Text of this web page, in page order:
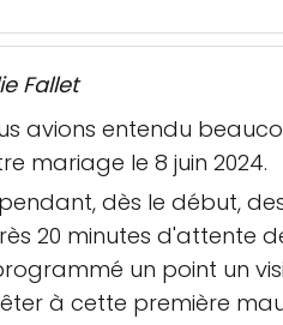
Fallet
avions entendu
mariage le 8 juin 2024.
dès le début,
20 minutes d'attente
un point un
à cette première